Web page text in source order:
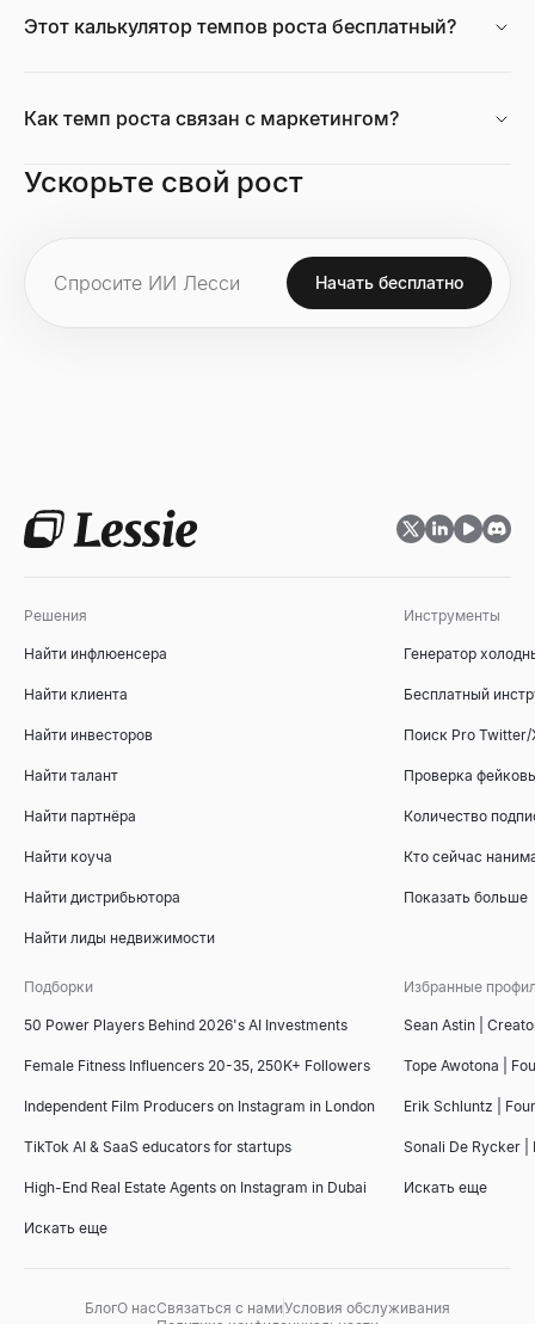
Этот калькулятор темпов роста бесплатный?
Как темп роста связан с маркетингом?
Ускорьте свой рост
Начать бесплатно
Решения
Найти инфлюенсера
Найти клиента
Найти инвесторов
Найти талант
Найти партнёра
Найти коуча
Найти дистрибьютора
Найти лиды недвижимости
Инструменты
Генератор
Бесплатный
Поиск Pro Twitter/
Проверка
Количество
Кто сейчас
Показать больше
Подборки
50 Power Players Behind 2026's AI Investments
Female Fitness Influencers 20-35, 250K+ Followers
Independent Film Producers on Instagram in London
TikTok AI & SaaS educators for startups
High-End Real Estate Agents on Instagram in Dubai
Искать еще
Избранные
Sean Astin |
Tope Awotona |
Erik Schluntz |
Sonali De Rycker |
Искать еще
БлогО насСвязаться с намиУсловия обслуживания